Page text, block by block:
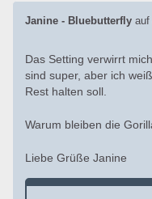
Janine - Bluebutterfly auf
Das Setting verwirrt
sind super, aber ich
Rest halten soll.
Warum bleiben die
Liebe Grüße Janine